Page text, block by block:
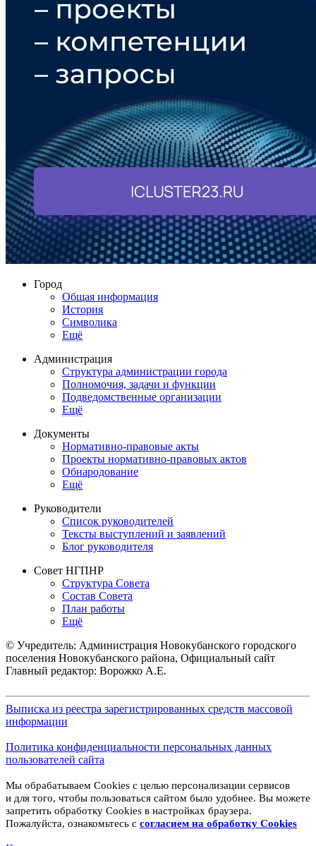
Город
Общая информация
История
Символика
Ещё
Администрация
Структура администрации города
Полномочия, задачи и функции
Подведомственные организации
Ещё
Документы
Нормативно-правовые акты
Проекты нормативно-правовых актов
Обнародование
Ещё
Руководители
Список руководителей
Тексты выступлений и заявлений
Блог руководителя
Совет НГПНР
Структура Совета
Состав Совета
План работы
Ещё
© Учредитель: Администрация Новокубанского городского
поселения Новокубанского района, Официальный сайт
Главный редактор: Ворожко А.Е.
Выписка из реестра зарегистрированных средств массовой
информации
Политика конфиденциальности персональных данных
пользователей сайта
Мы обрабатываем Cookies с целью персонализации сервисов
и для того, чтобы пользоваться сайтом было удобнее. Вы можете
запретить обработку Cookies в настройках браузера.
Пожалуйста, ознакомьтесь с согласием на обработку Cookies